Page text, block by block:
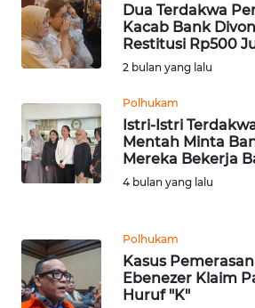
Dua Terdakwa
Kacab Bank
Restitusi Rp500
2 bulan yang lalu
Polhukam
Istri-Istri
Mentah Minta
Mereka Bekerja
4 bulan yang lalu
Polhukam
Kasus
Ebenezer Klaim
Huruf "K"
OLAHRAGA
EDITORIAL
Informasi
KONTAK
KAMI